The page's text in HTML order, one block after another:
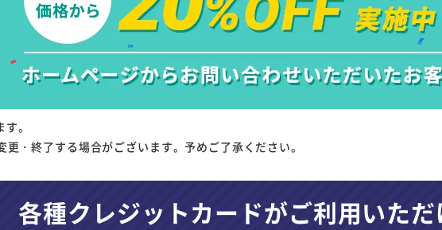
。
・終了する場合がございます。予めご了承ください。
各種クレジットカードがご利用いた